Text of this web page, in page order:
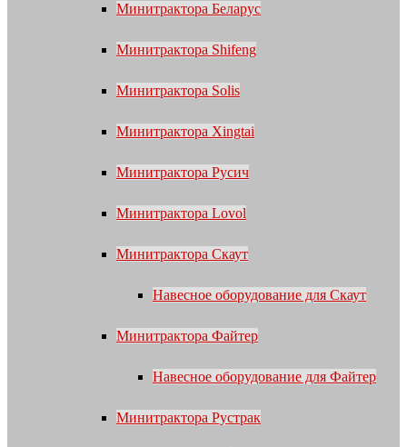
Минитрактора Беларус
Минитрактора Shifeng
Минитрактора Solis
Минитрактора Xingtai
Минитрактора Русич
Минитрактора Lovol
Минитрактора Скаут
Навесное оборудование для Скаут
Минитрактора Файтер
Навесное оборудование для Файтер
Минитрактора Рустрак